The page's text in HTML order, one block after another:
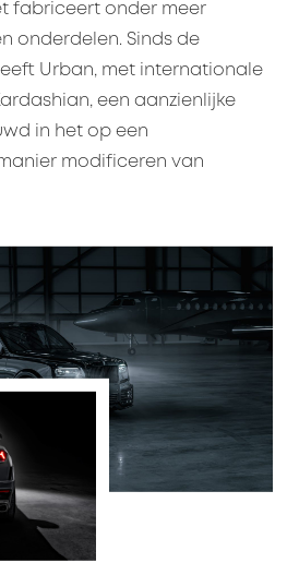
fabriceert onder meer
onderdelen. Sinds de
Urban, met internationale
een aanzienlijke
in het op een
modificeren van